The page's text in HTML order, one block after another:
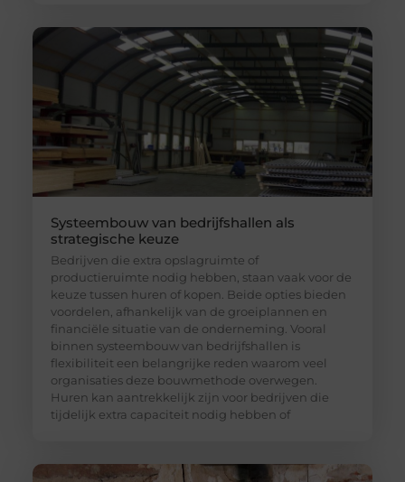
Systeembouw van bedrijfshallen als
strategische keuze
Bedrijven die extra opslagruimte of
productieruimte nodig hebben, staan vaak voor de
keuze tussen huren of kopen. Beide opties bieden
voordelen, afhankelijk van de groeiplannen en
financiële situatie van de onderneming. Vooral
binnen systeembouw van bedrijfshallen is
flexibiliteit een belangrijke reden waarom veel
organisaties deze bouwmethode overwegen.
Huren kan aantrekkelijk zijn voor bedrijven die
tijdelijk extra capaciteit nodig hebben of